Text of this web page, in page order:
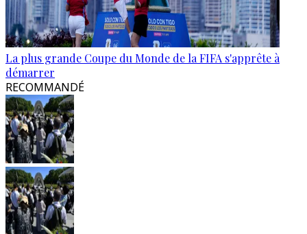
La plus grande Coupe du Monde de la FIFA s'apprête à
démarrer
RECOMMANDÉ